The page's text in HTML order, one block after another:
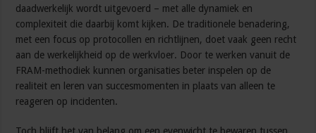
daadwerkelijk wordt uitgevoerd – met alle dynamiek en
complexiteit die daarbij komt kijken. De traditionele benadering,
met een focus op protocollen en richtlijnen, doet vaak geen recht
aan de werkelijkheid op de werkvloer. Door te werken vanuit de
FRAM-methodiek kunnen organisaties beter inspelen op de
realiteit en leren van succesmomenten in plaats van alleen te
reageren op incidenten.